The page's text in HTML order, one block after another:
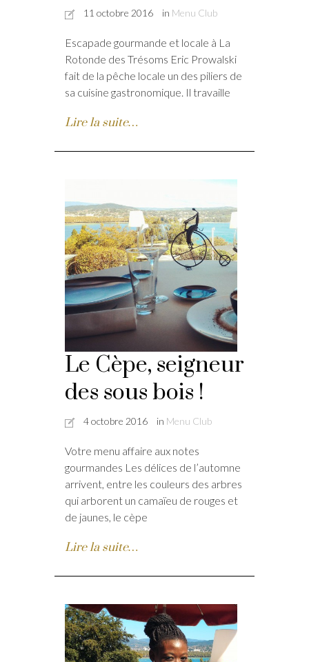
11 octobre 2016 in Menu Club
Escapade gourmande et locale à La
Rotonde des Trésoms Eric Prowalski
fait de la pêche locale un des piliers de
sa cuisine gastronomique. Il travaille
Lire la suite…
Le Cèpe, seigneur
des sous bois !
4 octobre 2016 in Menu Club
Votre menu affaire aux notes
gourmandes Les délices de l’automne
arrivent, entre les couleurs des arbres
qui arborent un camaïeu de rouges et
de jaunes, le cèpe
Lire la suite…